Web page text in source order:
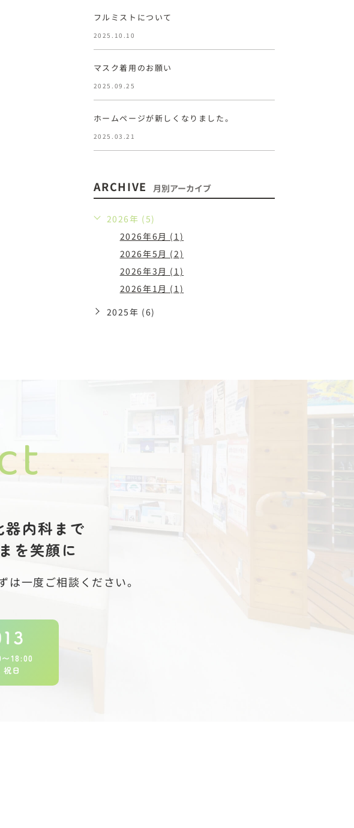
フルミストについて
2025.10.10
マスク着用のお願い
2025.09.25
ホームページが新しくなりました。
2025.03.21
ARCHIVE 月別アーカイブ
2026年 (5)
2026年6月 (1)
2026年5月 (2)
2026年3月 (1)
2026年1月 (1)
2025年 (6)
器内科まで
を笑顔に
は一度ご相談ください。
18:00
日